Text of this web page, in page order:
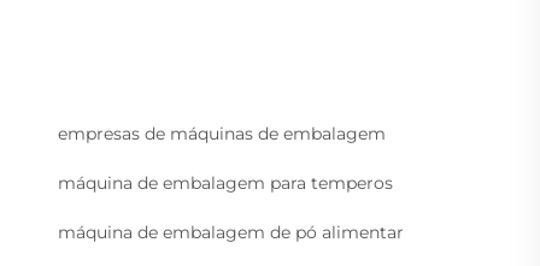
empresas de máquinas de embalagem
máquina de embalagem para temperos
máquina de embalagem de pó alimentar